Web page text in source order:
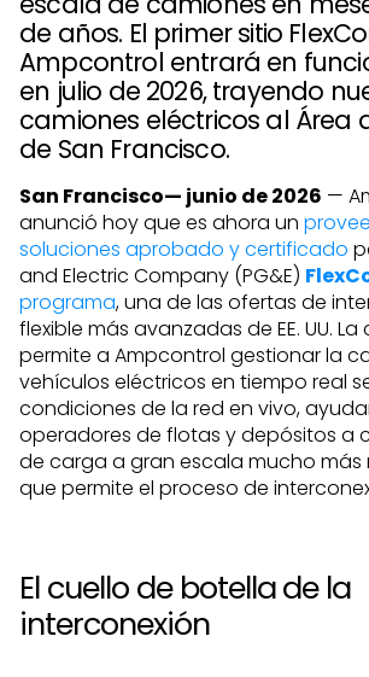
de años. El primer sitio
Ampcontrol entrará en
en julio de 2026, trayendo
camiones eléctricos al Área
de San Francisco.
San Francisco— junio de 2026 —
anunció hoy que es ahora un
soluciones aprobado y certificado
and Electric Company (PG&E)
programa, una de las ofertas de
flexible más avanzadas de EE. UU.
permite a Ampcontrol gestionar la
vehículos eléctricos en tiempo real
condiciones de la red en vivo,
operadores de flotas y depósitos a
de carga a gran escala mucho más
que permite el proceso de
El cuello de botella de la
interconexión